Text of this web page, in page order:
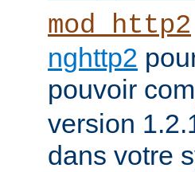
mod_http2
nghttp2
pouvoir
version
dans votre